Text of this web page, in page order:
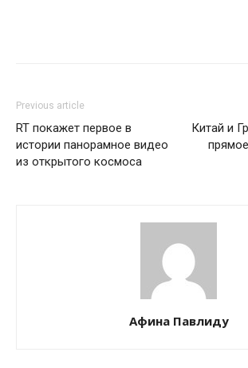
Previous article
RT покажет первое в
истории панорамное видео
из открытого космоса
Китай и
Афина Павлиду